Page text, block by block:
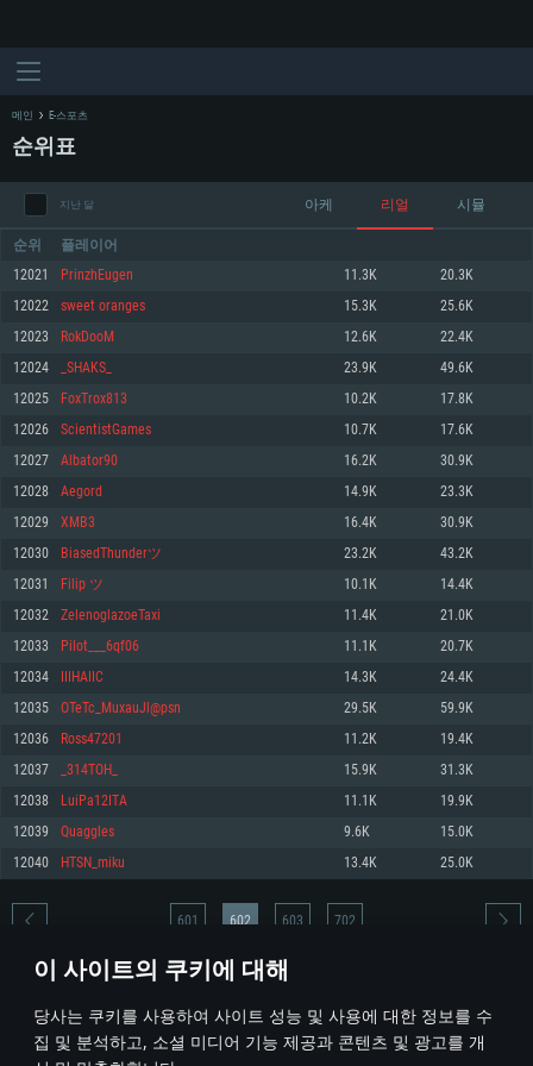
이 사이트의 쿠키에 대해
당사는 쿠키를 사용하여 사이트 성능 및 사용에 대한 정보를 수
집 및 분석하고, 소셜 미디어 기능 제공과 콘텐츠 및 광고를 개
시스템 요구사항
최소사양
운영체제: Windows 10 (64 bit)
프로세서: 2.2 GHz 듀얼코어 이상
메모리: 4GB
그래픽 카드: DirectX 11 이상을 지원하는 AMD Radeon 77XX / NVIDIA
GeForce GT 660. 최소 사양 해상도: 720p
네트워크: 브로드밴드 인터넷
여유 저장 공간: 22.1 GB (최소 클라이언트)
권장 사양
570 혹은 그 이상
여유 저장 공간: 62.2 GB (전체 클라이언트)
최소사양
운영체제: Mac OS Big Sur 11.0
프로세서: 최소 2.2 GHz의 Core i5 (Intel Xeon 은 지원하지 않습니다)
메모리: 6 GB
그래픽 카드: Metal 을 지원하는 Intel Iris Pro 5200 (Mac), 혹은 이와 비슷한 성
능을 가지는 Mac 버전의 AMD/Nvidia. 최소 해상도: 720p
네트워크: 브로드밴드 인터넷
여유 저장 공간: 22.1 GB (최소 클라이언트)
권장 사양
네트워크: 브로드밴드 인터넷
여유 저장 공간: 62.2 GB (전체 클라이언트)
최소사양
운영체제: 64bit Linux 중 최신 버전
프로세서: 2.4 GHz 듀얼코어
메모리: 4 GB
그래픽 카드: Vulkan 을 지원하고, 최신 그래픽 드라이버를 지원하는 NVIDIA
660 (6개월 미만) 혹은 그와 동급의 성능을 가지며 최신 그래픽 드라이버를 지
원하는 AMD (6개월 미만; 최소사양 지원 해상도 720p)
네트워크: 브로드밴드 인터넷
여유 저장 공간: 22.1 GB (최소 클라이언트)
권장 사양
운영체제: Ubuntu 20.04 64bit
프로세서: Intel Core i7
메모리: 16 GB
그래픽 카드: Vulkan 을 지원하고, 최신 그래픽 드라이버를 지원하는 NVIDIA
1060 (6개월 미만) 혹은 그와 동급의 성능을 가지며 최신 그래픽 드라이버를
지원하는 AMD RX 570 (6개월 미만; 최소사양 지원 해상도 720p) 이상
여유 저장 공간: 62.2 GB (전체 클라이언트)
메인 E-스포츠
순위표
지난 달 아케 리얼 시뮬
순위 플레이어
12021 PrinzhEugen 11.3K 20.3K
12022 sweet oranges 15.3K 25.6K
12023 RokDooM 12.6K 22.4K
12024 _SHAKS_ 23.9K 49.6K
12025 FoxTrox813 10.2K 17.8K
12026 ScientistGames 10.7K 17.6K
12027 Albator90 16.2K 30.9K
12028 Aegord 14.9K 23.3K
12029 XMB3 16.4K 30.9K
12030 BiasedThunderツ 23.2K 43.2K
12031 Filip ツ 10.1K 14.4K
12032 ZelenoglazoeTaxi 11.4K 21.0K
12033 Pilot___6qf06 11.1K 20.7K
12034 IIIHAIIC 14.3K 24.4K
12035 OTeTc_MuxauJl@psn 29.5K 59.9K
12036 Ross47201 11.2K 19.4K
12037 _314TOH_ 15.9K 31.3K
12038 LuiPa12ITA 11.1K 19.9K
12039 Quaggles 9.6K 15.0K
12040 HTSN_miku 13.4K 25.0K
* 순위표는 매일 1회 갱신됩니다
601 602 603 702